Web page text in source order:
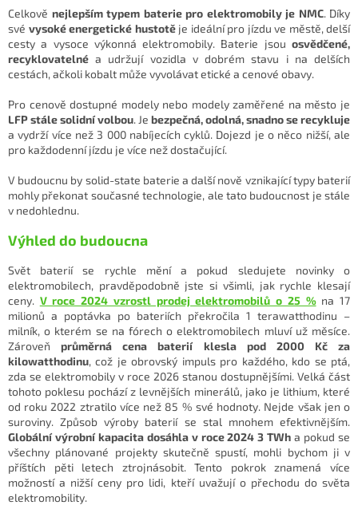
Celkově nejlepším typem baterie pro elektromobily je NMC. Díky
své vysoké energetické hustotěje ideální pro jízdu ve městě, delší
cesty a vysoce výkonná elektromobily. Baterie jsou osvědčené,
recyklovatelné a udržují vozidla v dobrém stavu i na delších
cestách, ačkoli kobalt může vyvolávat etické a cenové obavy.
Pro cenově dostupné modely nebo modely zaměřené na město je
LFP stále solidní volbou. Je bezpečná, odolná, snadno se recykluje
a vydrží více než 3 000 nabíjecích cyklů. Dojezd je o něco nižší, ale
pro každodenní jízdu je více než dostačující.
V budoucnu by solid-state baterie a další nově vznikající typy baterií
mohly překonat současné technologie, ale tato budoucnost je stále
v nedohlednu.
Výhled do budoucna
Svět baterií se rychle mění a pokud sledujete novinky o
elektromobilech, pravděpodobně jste si všimli, jak rychle klesají
ceny. V roce 2024 vzrostl prodej elektromobilů o 25 %na 17
milionů a poptávka po bateriích překročila 1 terawatthodinu –
milník, o kterém se na fórech o elektromobilech mluví už měsíce.
Zároveňprůměrná cena baterií klesla pod 2000 Kč za
kilowatthodinu, což je obrovský impuls pro každého, kdo se ptá,
zda se elektromobily v roce 2026 stanou dostupnějšími. Velká část
tohoto poklesu pochází z levnějších minerálů, jako je lithium, které
od roku 2022 ztratilo více než 85 % své hodnoty. Nejde však jen o
suroviny. Způsob výroby baterií se stal mnohem efektivnějším.
Globální výrobní kapacita dosáhla v roce 2024 3 TWh a pokud se
všechny plánované projekty skutečně spustí, mohli bychom ji v
příštích pěti letech ztrojnásobit. Tento pokrok znamená více
možností a nižší ceny pro lidi, kteří uvažují o přechodu do světa
elektromobility.